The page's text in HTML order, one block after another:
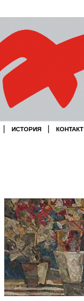
ИСТОРИЯ КОНТАКТ